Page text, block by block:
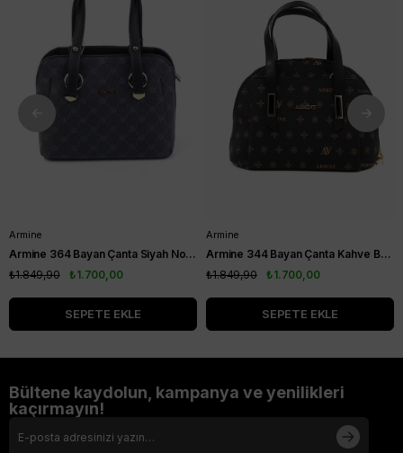
Armine
Armine 364 Bayan Çanta Siyah Noktalı
₺1.700,00
₺1.849,90
SEPETE EKLE
Armine
Armine 344 Bayan Çanta Kahve Baskılı
₺1.700,00
₺1.849,90
SEPETE EKLE
Bültene kaydolun, kampanya ve yenilikleri
kaçırmayın!